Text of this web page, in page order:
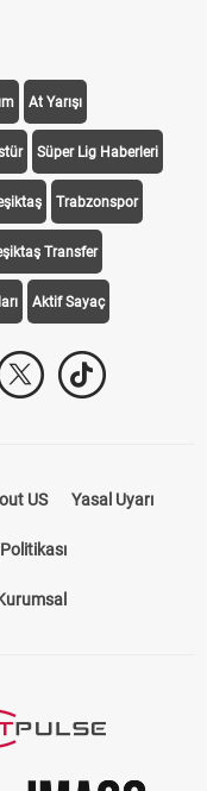
At Yarışı
Süper Lig Haberleri
Trabzonspor
Transfer
Aktif Sayaç
US Yasal Uyarı